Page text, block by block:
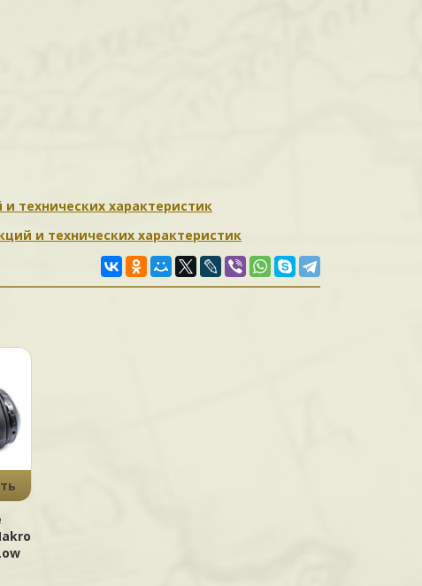
технических характеристик
и технических характеристик